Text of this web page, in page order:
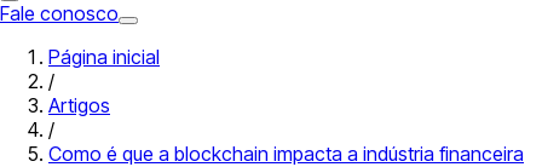
Fale conosco
Página inicial
/
Artigos
/
Como é que a blockchain impacta a indústria financeira